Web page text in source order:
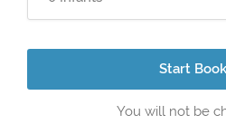
Start
You will not be